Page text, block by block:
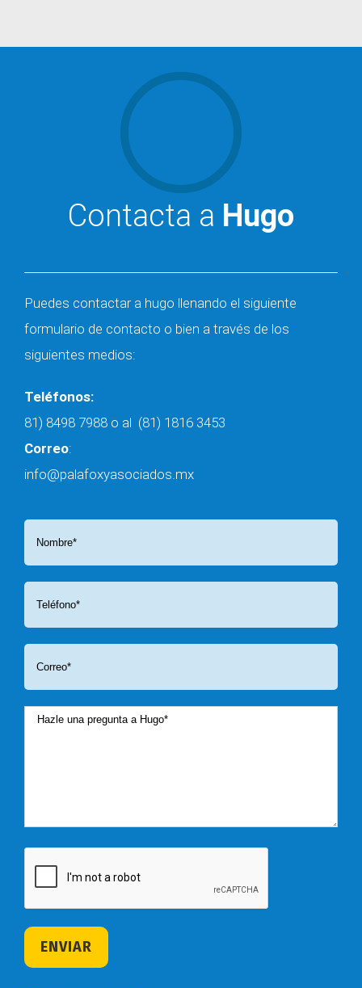
Contacta a Hugo
Puedes contactar a hugo llenando el siguiente
formulario de contacto o bien a través de los
siguientes medios:
Teléfonos:
81) 8498 7988 o al (81) 1816 3453
Correo:
info@palafoxyasociados.mx